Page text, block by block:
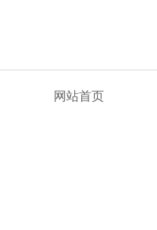
网站首页